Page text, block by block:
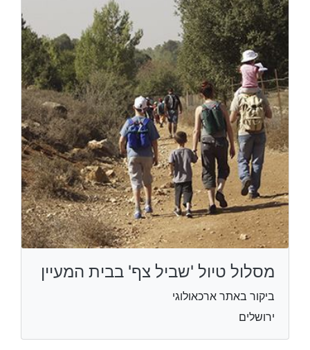
מסלול טיול 'שביל צף' בבית המעיין
ביקור באתר ארכאולוגי
ירושלים